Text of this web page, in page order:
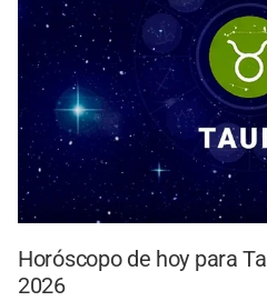
Horóscopo de hoy para
2026